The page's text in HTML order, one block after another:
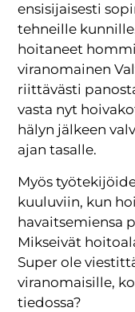
ensisijaisesti
tehneille
hoitaneet
viranomainen
riittävästi
vasta nyt
hälyn jälkeen
ajan tasalle.
Myös
kuuluviin, kun
havaitsemiensa
Mikseivät
Super ole
viranomaisille,
tiedossa?